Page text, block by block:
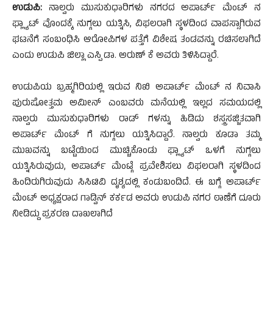
ಉಡುಪಿ: ನಾಲ್ವರು ಮುಸುಕುಧಾರಿಗಳು ನಗರದ ಅಪಾರ್ಟ್ ಮೆಂಟ್ ನ
ಫ್ಲ್ಯಾಟ್ ವೊಂದಕ್ಕೆ ನುಗ್ಗಲು ಯತ್ನಿಸಿ, ವಿಫಲರಾಗಿ ಸ್ಥಳದಿಂದ ವಾಪಸ್ಸಾಗಿರುವ
ಘಟನೆಗೆ ಸಂಬಂಧಿಸಿ ಆರೋಪಿಗಳ ಪತ್ತೆಗೆ ವಿಶೇಷ ತಂಡವನ್ನು ರಚಿಸಲಾಗಿದೆ
ಎಂದು ಉಡುಪಿ ಜಿಲ್ಲಾ ಎಸ್ಪಿ ಡಾ. ಅರುಣ್ ಕೆ ಅವರು ತಿಳಿಸಿದ್ದಾರೆ.
ಉಡುಪಿಯ ಬ್ರಹ್ಮಗಿರಿಯಲ್ಲಿ ಇರುವ ನಿಖಿ ಅಪಾರ್ಟ್ ಮೆಂಟ್ ನ ನಿವಾಸಿ
ಪುರುಷೋತ್ತಮ ಅಮೀನ್ ಎಂಬವರು ಮನೆಯಲ್ಲಿ ಇಲ್ಲದ ಸಮಯದಲ್ಲಿ
ನಾಲ್ವರು ಮುಸುಕುಧಾರಿಗಳು ರಾಡ್ ಗಳನ್ನು ಹಿಡಿದು ಶಸ್ತ್ರಸಜ್ಜಿತವಾಗಿ
ಅಪಾರ್ಟ್ ಮೆಂಟ್ ಗೆ ನುಗ್ಗಲು ಯತ್ನಿಸಿದ್ದಾರೆ. ನಾಲ್ವರು ಕೂಡಾ ತಮ್ಮ
ಮುಖವನ್ನು ಬಟ್ಟೆಯಿಂದ ಮುಚ್ಚಿಕೊಂಡು ಫ್ಲ್ಯಾಟ್ ಒಳಗೆ ನುಗ್ಗಲು
ಯತ್ನಿಸಿರುವುದು, ಅಪಾರ್ಟ್ ಮೆಂಟ್ಗೆ ಪ್ರವೇಶಿಸಲು ವಿಫಲರಾಗಿ ಸ್ಥಳದಿಂದ
ಹಿಂದಿರುಗಿರುವುದು ಸಿಸಿಟಿವಿ ದೃಶ್ಯದಲ್ಲಿ ಕಂಡುಬಂದಿದೆ. ಈ ಬಗ್ಗೆ ಅಪಾರ್ಟ್
ಮೆಂಟ್ ಅಧ್ಯಕ್ಷರಾದ ಗಾಡ್ವಿನ್ ಕರ್ಕಡ ಅವರು ಉಡುಪಿ ನಗರ ಠಾಣೆಗೆ ದೂರು
ನೀಡಿದ್ದು ಪ್ರಕರಣ ದಾಖಲಾಗಿದೆ